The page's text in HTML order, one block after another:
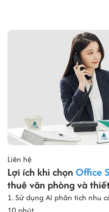
Liên hệ
Lợi ích khi chọn Office
thuê văn phòng và
1. Sử dụng AI phân tích nhu